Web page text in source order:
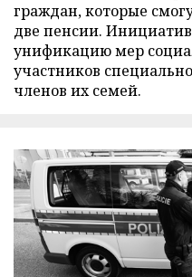
граждан, которые
две пенсии.
унификацию мер
участников
членов их семей.